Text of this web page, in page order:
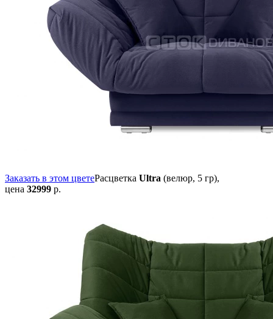
Заказать в этом цветеРасцветка Ultra (велюр, 5 гр),
цена 32999 р.